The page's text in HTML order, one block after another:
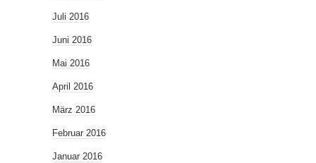
Juli 2016
Juni 2016
Mai 2016
April 2016
März 2016
Februar 2016
Januar 2016